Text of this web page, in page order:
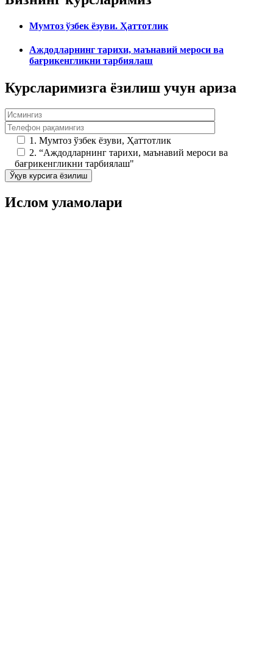
Мумтоз ўзбек ёзуви. Ҳаттотлик
Аждодларнинг тарихи, маънавий мероси ва
бағрикенгликни тарбиялаш
Курсларимизга ёзилиш учун ариза
1. Мумтоз ўзбек ёзуви, Ҳаттотлик
2. “Аждодларнинг тарихи, маънавий мероси ва
бағрикенгликни тарбиялаш"
Ўқув курсига ёзилиш
Ислом уламолари